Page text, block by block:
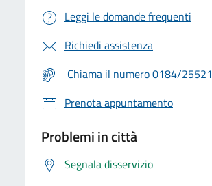
Leggi le domande frequenti
Richiedi assistenza
Chiama il numero 0184/25521
Prenota appuntamento
Problemi in città
Segnala disservizio